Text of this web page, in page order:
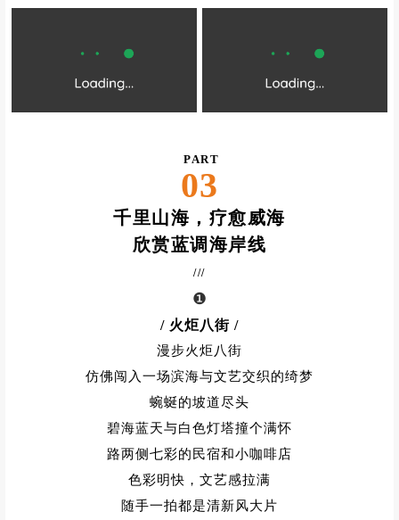
PART
03
千里山海，疗愈威海
欣赏蓝调海岸线
///
❶
/ 火炬八街 /
漫步火炬八街
仿佛闯入一场滨海与文艺交织的绮梦
蜿蜒的坡道尽头
碧海蓝天与白色灯塔撞个满怀
路两侧七彩的民宿和小咖啡店
色彩明快，文艺感拉满
随手一拍都是清新风大片